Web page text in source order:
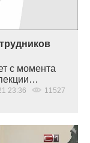
с момента
23:36 11527